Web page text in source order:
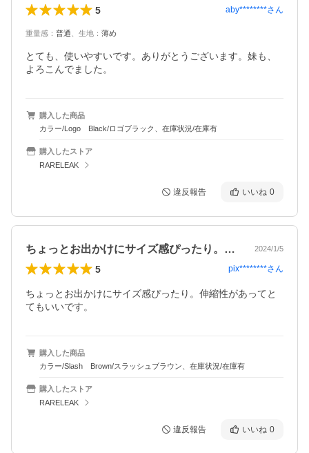
5 aby********さん
重量感 ： 普通 生地 ： 薄め
とても、使いやすいです。ありがとうございます。妹も、
よろこんでました。
購入した商品
カラー/Logo Black/ロゴブラック、在庫状況/在庫有
購入したストア
RARELEAK
違反報告 いいね 0
ちょっとお出かけにサイズ感ぴったり。伸… 2024/1/5
5 pix********さん
ちょっとお出かけにサイズ感ぴったり。伸縮性があってと
てもいいです。
購入した商品
カラー/Slash Brown/スラッシュブラウン、在庫状況/在庫有
購入したストア
RARELEAK
違反報告 いいね 0